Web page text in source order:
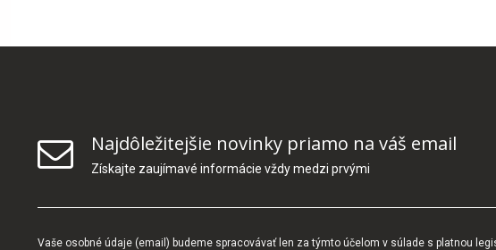
Najdôležitejšie novinky priamo na váš email
Získajte zaujímavé informácie vždy medzi prvými
Vaše osobné údaje (email) budeme spracovávať len za týmto účelom v súlade s platnou